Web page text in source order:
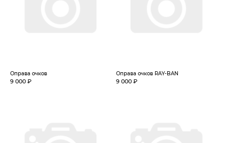
Оправа очков
9 000 ₽
Оправа очков RAY-BAN
9 000 ₽